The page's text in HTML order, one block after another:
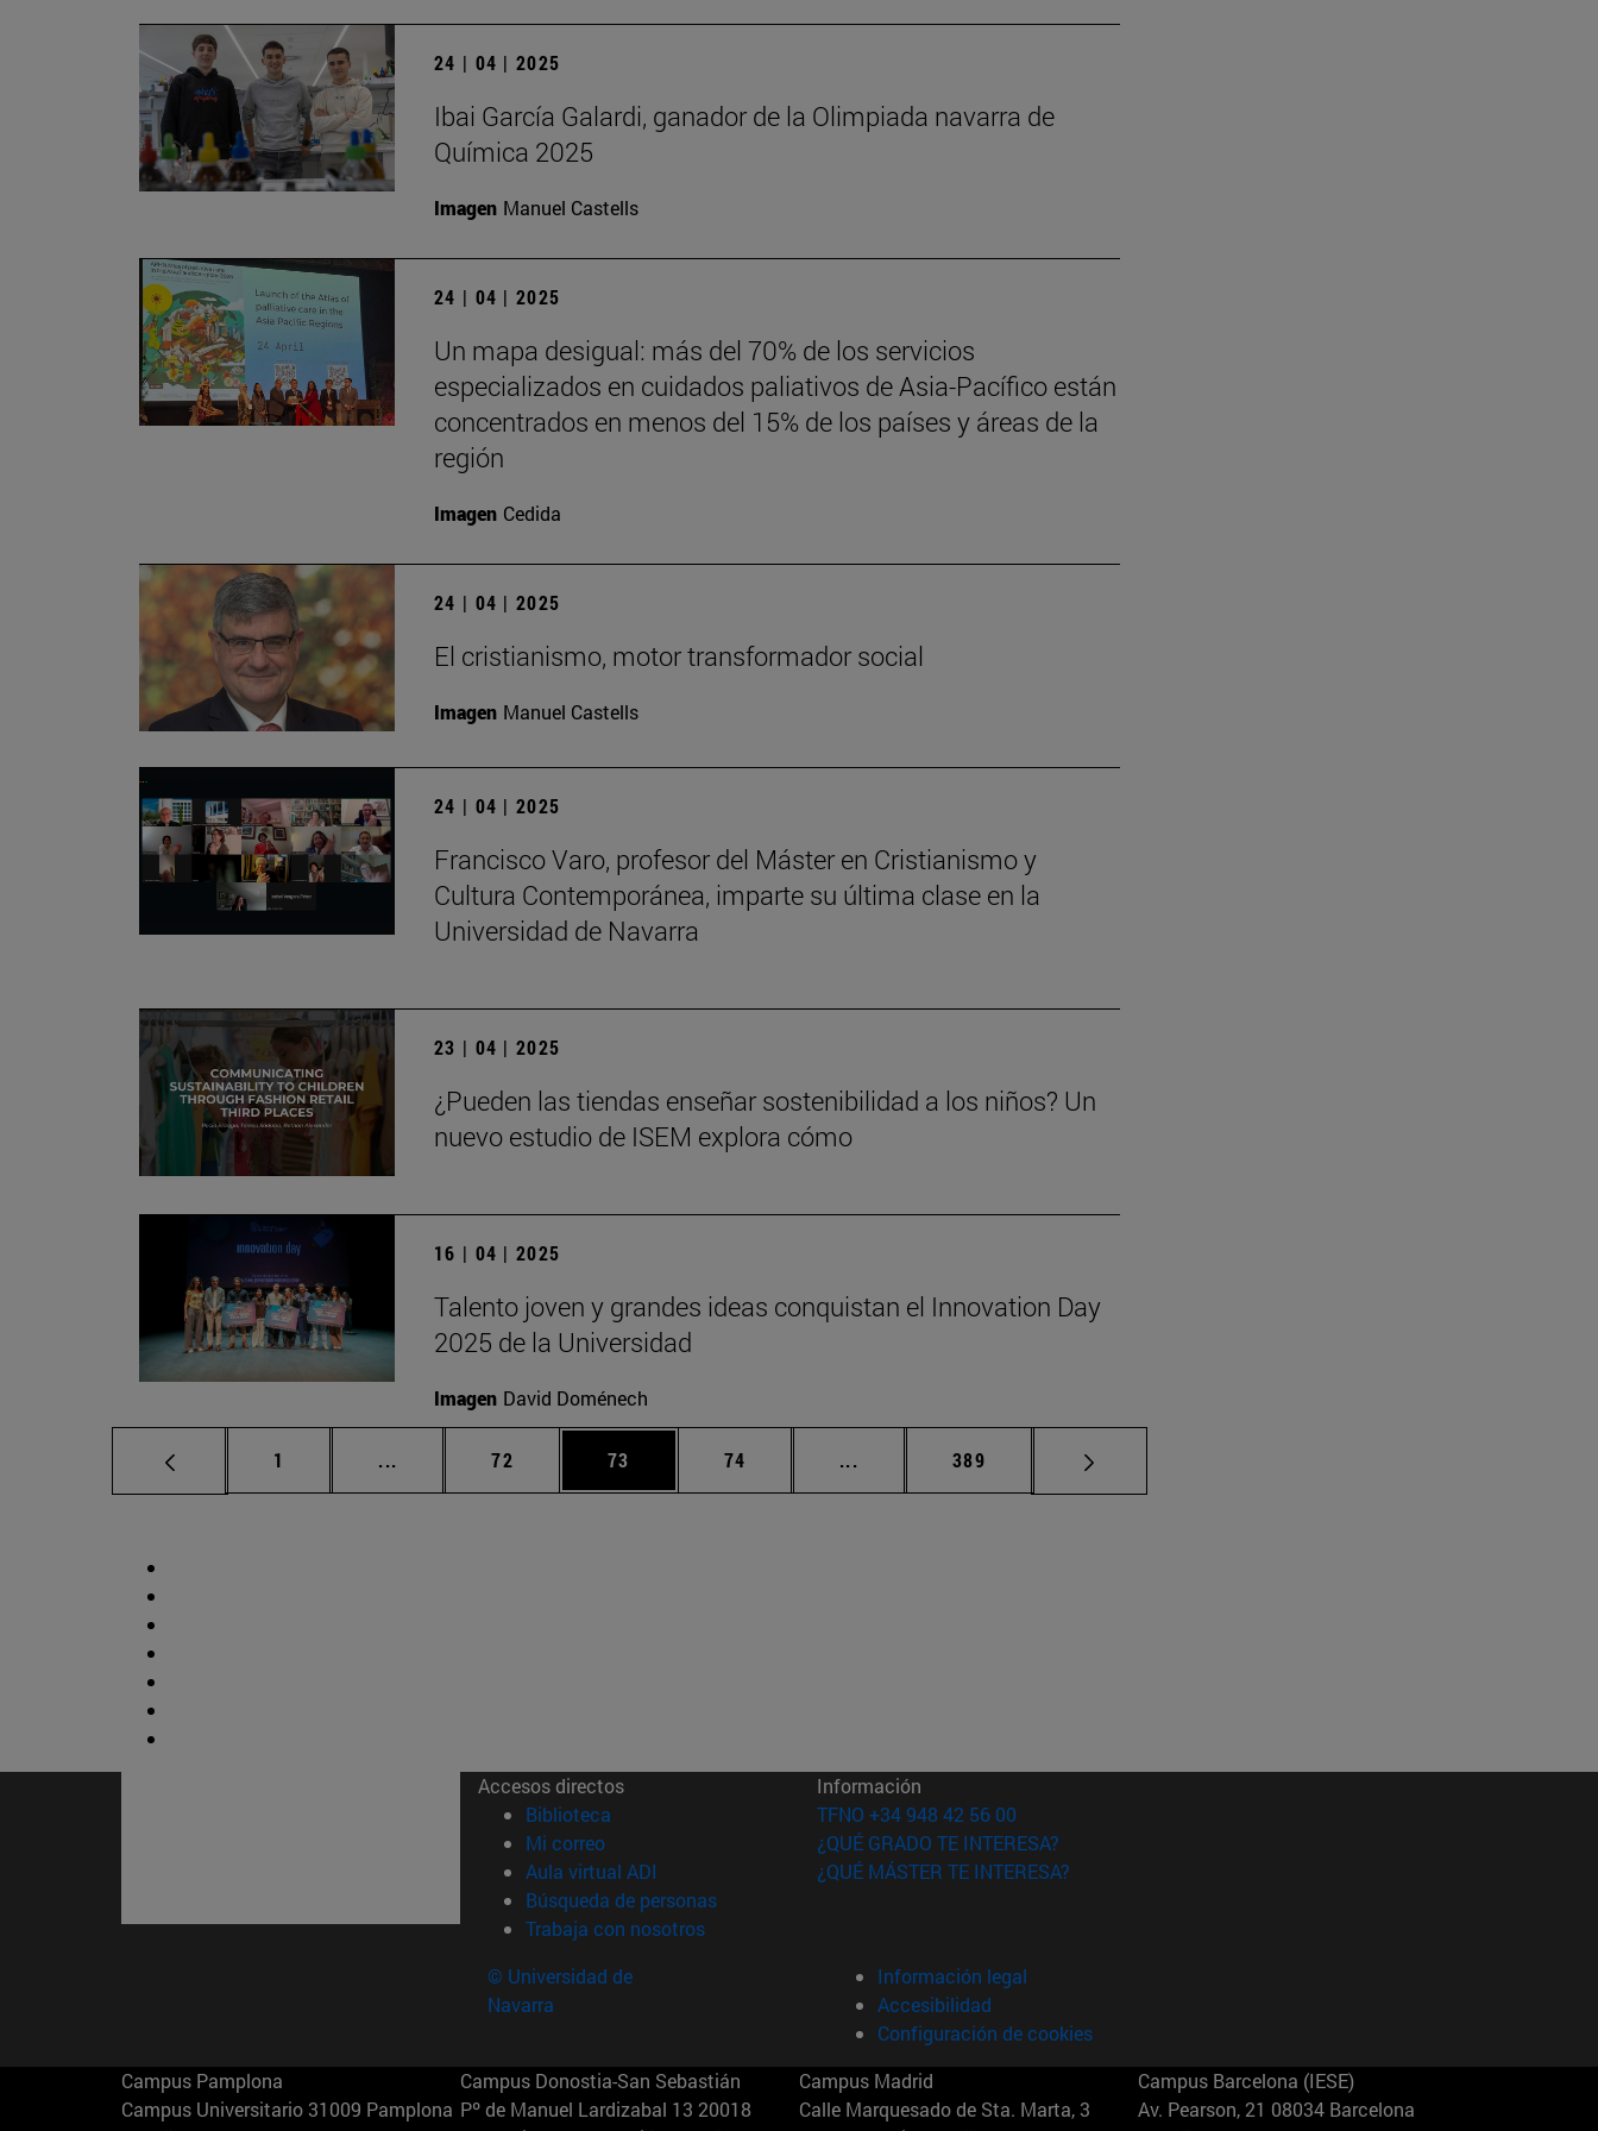
24 | 04 | 2025
Ibai García Galardi, ganador de la Olimpiada navarra de
Química 2025
Imagen Manuel Castells
24 | 04 | 2025
Un mapa desigual: más del 70% de los servicios
especializados en cuidados paliativos de Asia-Pacífico están
concentrados en menos del 15% de los países y áreas de la
región
Imagen Cedida
24 | 04 | 2025
El cristianismo, motor transformador social
Imagen Manuel Castells
24 | 04 | 2025
Francisco Varo, profesor del Máster en Cristianismo y
Cultura Contemporánea, imparte su última clase en la
Universidad de Navarra
23 | 04 | 2025
¿Pueden las tiendas enseñar sostenibilidad a los niños? Un
nuevo estudio de ISEM explora cómo
16 | 04 | 2025
Talento joven y grandes ideas conquistan el Innovation Day
2025 de la Universidad
Imagen David Doménech
Página
1 ... Páginas intermedias Use TAB para desplazarse.
Página
72 Página
73 Página
74 ... Páginas intermedias Use TAB para desplazarse.
Página
389
Accesos directos
Biblioteca (abre en nueva ventana)
Mi correo(abre en nueva ventana)
Aula virtual ADI (abre en nueva ventana)
Búsqueda de personas(abre en nueva ventana)
Trabaja con nosotros(abre en nueva ventana)
Información
TFNO +34 948 42 56 00
¿QUÉ GRADO TE INTERESA?
¿QUÉ MÁSTER TE INTERESA?
© Universidad de
Navarra
Información legal
Accesibilidad
Configuración de cookies
Campus Pamplona
Campus Universitario 31009 Pamplona
Campus Donostia-San Sebastián
Pº de Manuel Lardizabal 13 20018
Campus Madrid
Calle Marquesado de Sta. Marta, 3
Campus Barcelona (IESE)
Av. Pearson, 21 08034 Barcelona